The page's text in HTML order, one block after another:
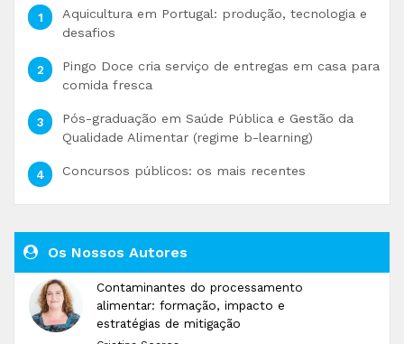
Aquicultura em Portugal: produção, tecnologia e
desafios
Pingo Doce cria serviço de entregas em casa para
comida fresca
Pós-graduação em Saúde Pública e Gestão da
Qualidade Alimentar (regime b-learning)
Concursos públicos: os mais recentes
Os Nossos Autores
Contaminantes do processamento
alimentar: formação, impacto e
estratégias de mitigação